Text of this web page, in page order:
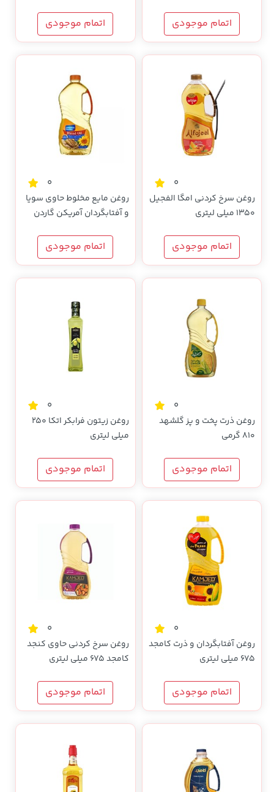
اتمام موجودی اتمام موجودی
0
روغن سرخ کردنی امگا الفجیل
1350 میلی لیتری
اتمام موجودی
0
روغن مایع مخلوط حاوی سویا
و آفتابگردان آمریکن گاردن
اتمام موجودی
0
روغن ذرت پخت و پز گلشهد
810 گرمی
اتمام موجودی
0
روغن زیتون فرابکر اتکا 250
میلی لیتری
اتمام موجودی
0
روغن آفتابگردان و ذرت کامجد
675 میلی لیتری
اتمام موجودی
0
روغن سرخ کردنی حاوی کنجد
کامجد 675 میلی لیتری
اتمام موجودی